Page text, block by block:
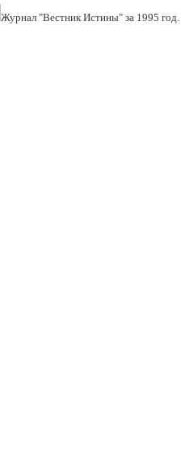
Журнал "Вестник Истины" за 1995